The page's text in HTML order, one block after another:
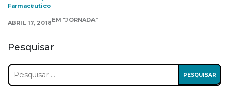
Farmacêutico
ABRIL 17, 2018EM "JORNADA"
Pesquisar
Pesquisar
por: